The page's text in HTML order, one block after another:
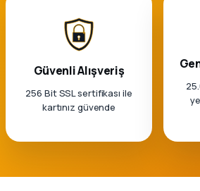
Güvenli Alışveriş
256 Bit SSL sertifikası ile
kartınız güvende